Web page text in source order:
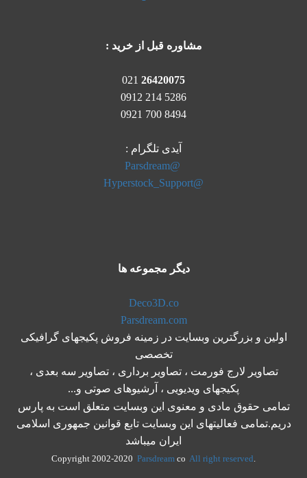
مشاوره قبل از خرید :
021 26420075
5286 214 0912
8494 700 0921
آیدی تلگرام :
@Parsdream
@Hyperstock_Support
دیگر مجموعه ها
Deco3D.co
Parsdream.com
اولین و بزرگترین وبسایت در زمینه فروش پکیجهای گرافیکی
تخصصی
تصاویر لارج فورمت ، تصاویر برداری ، تصاویر سه بعدی ،
پکیجهای ویدیویی ، آرشیوهای صوتی و...
تمامی حقوق مادی و معنوی این وبسایت متعلق است به پارس
دریم.تمامی فعالیتهای این وبسایت تابع قوانین جمهوری اسلامی
ایران میباشد
.Copyright 2002-2020
Parsdream co All right reserved